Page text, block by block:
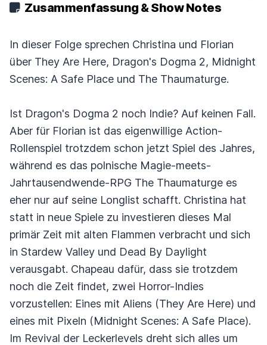
Zusammenfassung & Show Notes
In dieser Folge sprechen Christina und Florian
über They Are Here, Dragon's Dogma 2, Midnight
Scenes: A Safe Place und The Thaumaturge.
Ist Dragon's Dogma 2 noch Indie? Auf keinen Fall.
Aber für Florian ist das eigenwillige Action-
Rollenspiel trotzdem schon jetzt Spiel des Jahres,
während es das polnische Magie-meets-
Jahrtausendwende-RPG The Thaumaturge es
eher nur auf seine Longlist schafft. Christina hat
statt in neue Spiele zu investieren dieses Mal
primär Zeit mit alten Flammen verbracht und sich
in Stardew Valley und Dead By Daylight
verausgabt. Chapeau dafür, dass sie trotzdem
noch die Zeit findet, zwei Horror-Indies
vorzustellen: Eines mit Aliens (They Are Here) und
eines mit Pixeln (Midnight Scenes: A Safe Place).
Im Revival der Leckerlevels dreht sich alles um